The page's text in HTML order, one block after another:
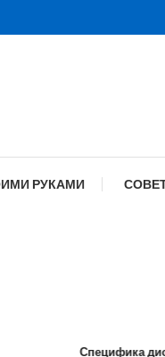
РУКАМИ
Специфика